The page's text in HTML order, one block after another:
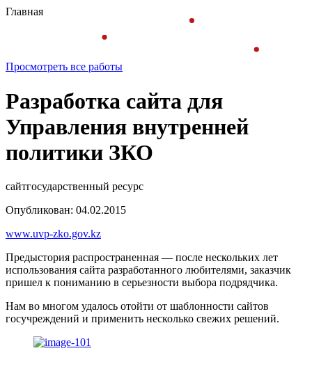
Главная
Просмотреть все работы
Разработка сайта для
Управления внутренней
политики ЗКО
сайтгосударственный ресурс
Опубликован: 04.02.2015
www.uvp-zko.gov.kz
Предыстория распространенная — после нескольких лет
использования сайта разработанного любителями, заказчик
пришел к пониманию в серьезности выбора подрядчика.
Нам во многом удалось отойти от шаблонности сайтов
госучреждений и применить несколько свежих решений.